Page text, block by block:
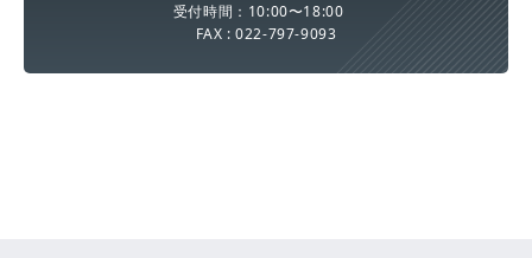
受付時間：10:00〜18:00
FAX : 022-797-9093